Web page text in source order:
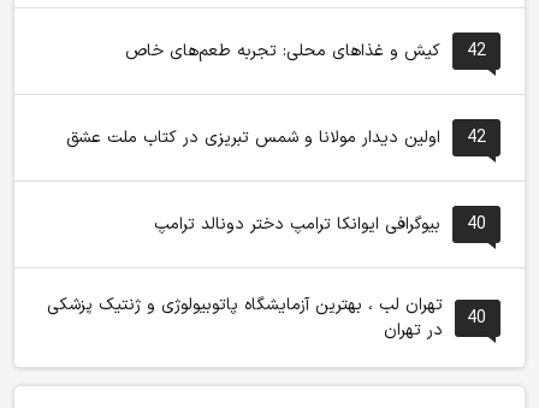
42 کیش و غذاهای محلی: تجربه طعم‌های خاص
42 اولین دیدار مولانا و شمس تبریزی در کتاب ملت عشق
40 بیوگرافی ایوانکا ترامپ دختر دونالد ترامپ
40
تهران لب ، بهترین آزمایشگاه پاتوبیولوژی و ژنتیک پزشکی
در تهران